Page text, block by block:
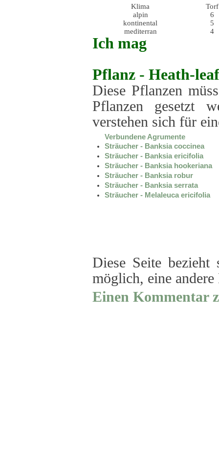
Klima
Torf
alpin
6
kontinental
5
mediterran
4
Ich mag
Pflanz - Heath-
Diese Pflanzen
Pflanzen gesetzt
verstehen sich für
Verbundene Agrumente
Sträucher - Banksia coccinea
Sträucher - Banksia ericifolia
Sträucher - Banksia hookeriana
Sträucher - Banksia robur
Sträucher - Banksia serrata
Sträucher - Melaleuca ericifolia
Diese Seite
möglich, eine
Einen Kommentar